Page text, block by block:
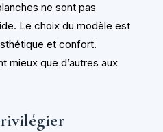
ne sont pas
Le choix du modèle est
et confort.
mieux que d’autres aux